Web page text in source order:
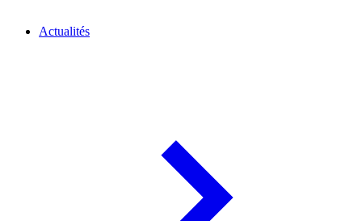
Actualités